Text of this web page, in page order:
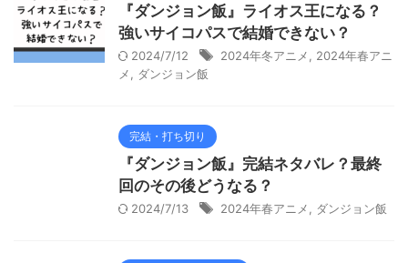
『ダンジョン飯』ライオス王になる？
強いサイコパスで結婚できない？
2024/7/12 2024年冬アニメ
2024年春アニ
メ
ダンジョン飯
完結・打ち切り
『ダンジョン飯』完結ネタバレ？最終
回のその後どうなる？
2024/7/13 2024年春アニメ ダンジョン飯